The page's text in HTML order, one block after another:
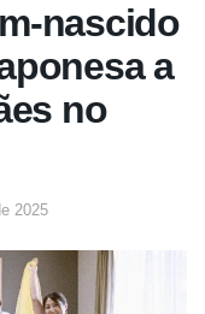
nascido
a
no
2025